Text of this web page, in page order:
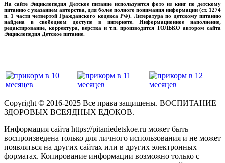
На сайте Энциклопедия Детское питание используются фото из книг по детскому
питанию с указанием авторства, для более полного понимания информации (ст. 1274
п. 1 части четвертой Гражданского кодекса РФ). Литература по детскому питанию
найдена в свободном доступе в интернете. Информационное наполнение,
редактирование, корректура, верстка и т.п. производится ТОЛЬКО автором сайта
Энциклопедия Детское питание.
Copyright © 2016-2025 Все права защищены. ВОСПИТАНИЕ
ЗДОРОВЫХ ВСЕЯДНЫХ ЕДОКОВ.
Информация сайта https://pitaniedetskoe.ru может быть
воспроизведена только для личного использования и не может
появляться на других сайтах или в других электронных
форматах. Копирование информации возможно только с